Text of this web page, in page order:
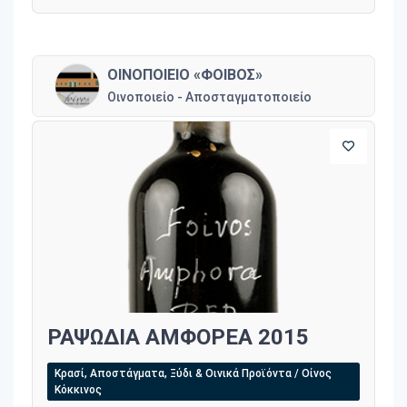
ΟΙΝΟΠΟΙΕΙΟ «ΦΟΙΒΟΣ»
Οινοποιείο - Αποσταγματοποιείο
ΡΑΨΩΔΙΑ ΑΜΦΟΡΕΑ 2015
Κρασί, Αποστάγματα, Ξύδι & Οινικά Προϊόντα / Οίνος
Κόκκινος